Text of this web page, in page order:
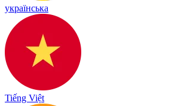
українська
Tiếng Việt